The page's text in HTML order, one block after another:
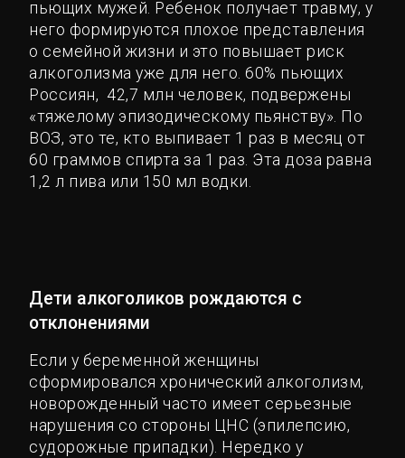
пьющих мужей. Ребенок получает травму, у
него формируются плохое представления
о семейной жизни и это повышает риск
алкоголизма уже для него. 60% пьющих
Россиян, 42,7 млн человек, подвержены
«тяжелому эпизодическому пьянству». По
ВОЗ, это те, кто выпивает 1 раз в месяц от
60 граммов спирта за 1 раз. Эта доза равна
1,2 л пива или 150 мл водки.
Дети алкоголиков рождаются с
отклонениями
Если у беременной женщины
сформировался хронический алкоголизм,
новорожденный часто имеет серьезные
нарушения со стороны ЦНС (эпилепсию,
судорожные припадки). Нередко у